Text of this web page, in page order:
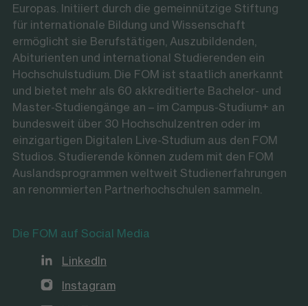
Europas. Initiiert durch die gemeinnützige Stiftung
für internationale Bildung und Wissenschaft
ermöglicht sie Berufstätigen, Auszubildenden,
Abiturienten und international Studierenden ein
Hochschulstudium. Die FOM ist staatlich anerkannt
und bietet mehr als 60 akkreditierte Bachelor- und
Master-Studiengänge an – im Campus-Studium+ an
bundesweit über 30 Hochschulzentren oder im
einzigartigen Digitalen Live-Studium aus den FOM
Studios. Studierende können zudem mit den FOM
Auslandsprogrammen weltweit Studienerfahrungen
an renommierten Partnerhochschulen sammeln.
Die FOM auf Social Media
LinkedIn
Instagram